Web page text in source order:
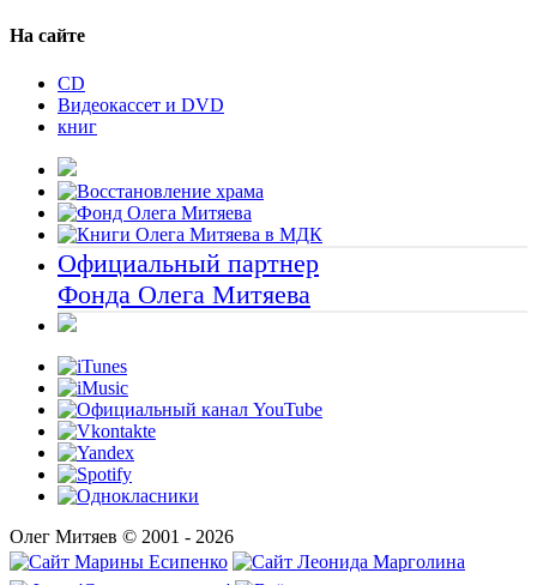
На сайте
CD
Видеокассет и DVD
книг
Официальный партнер
Фонда Олега Митяева
Олег Митяев © 2001 - 2026